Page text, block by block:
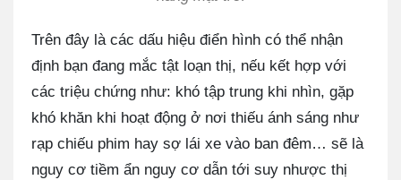
Trên đây là các dấu hiệu điển hình có thể nhận
định bạn đang mắc tật loạn thị, nếu kết hợp với
các triệu chứng như: khó tập trung khi nhìn, gặp
khó khăn khi hoạt động ở nơi thiếu ánh sáng như
rạp chiếu phim hay sợ lái xe vào ban đêm… sẽ là
nguy cơ tiềm ẩn nguy cơ dẫn tới suy nhược thị